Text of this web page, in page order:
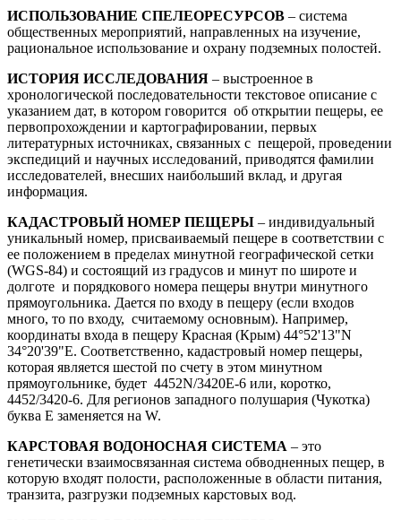
ИСПОЛЬЗОВАНИЕ СПЕЛЕОРЕСУРСОВ – система
общественных мероприятий, направленных на изучение,
рациональное использование и охрану подземных полостей.
ИСТОРИЯ ИССЛЕДОВАНИЯ – выстроенное в
хронологической последовательности текстовое описание с
указанием дат, в котором говорится об открытии пещеры, ее
первопрохождении и картографировании, первых
литературных источниках, связанных с пещерой, проведении
экспедиций и научных исследований, приводятся фамилии
исследователей, внесших наибольший вклад, и другая
информация.
КАДАСТРОВЫЙ НОМЕР ПЕЩЕРЫ – индивидуальный
уникальный номер, присваиваемый пещере в соответствии с
ее положением в пределах минутной географической сетки
(WGS-84) и состоящий из градусов и минут по широте и
долготе и порядкового номера пещеры внутри минутного
прямоугольника. Дается по входу в пещеру (если входов
много, то по входу, считаемому основным). Например,
координаты входа в пещеру Красная (Крым) 44°52'13"N
34°20'39"E. Соответственно, кадастровый номер пещеры,
которая является шестой по счету в этом минутном
прямоугольнике, будет 4452N/3420E-6 или, коротко,
4452/3420-6. Для регионов западного полушария (Чукотка)
буква E заменяется на W.
КАРСТОВАЯ ВОДОНОСНАЯ СИСТЕМА – это
генетически взаимосвязанная система обводненных пещер, в
которую входят полости, расположенные в области питания,
транзита, разгрузки подземных карстовых вод.